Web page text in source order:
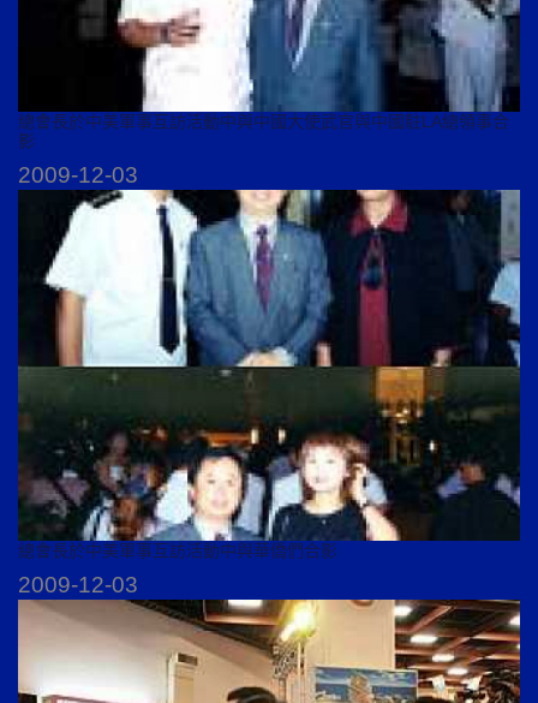
總會長於中美軍事互訪活動中與中國大使武官與中國駐LA總領事合
影
2009-12-03
總會長於中美軍事互訪活動中與華僑們合影
2009-12-03